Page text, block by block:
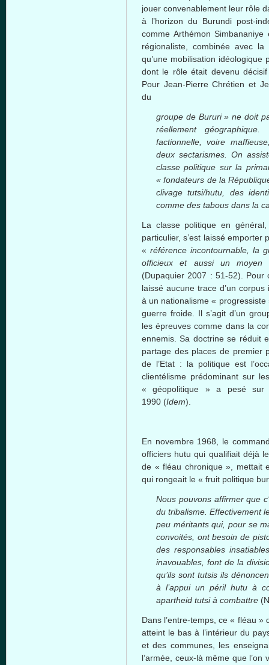
jouer convenablement leur rôle
à l’horizon du Burundi post-
comme Arthémon
régionaliste, combinée avec
qu’une mobilisation idéologique
dont le rôle était devenu
Pour Jean-Pierre Chrétien et
du
groupe de Bururi » ne doit
réellement
factionnelle, voire
deux sectarismes. On
classe politique sur la
« fondateurs de la
clivage tutsi/hutu, des
comme des tabous dans la
La classe politique en
particulier, s’est laissé
« référence incontournable, la
officieux et aussi un moyen
(Dupaquier 2007 : 51-52). Pour
laissé aucune trace d’un
à un nationalisme «
guerre froide. Il s’agit d’un
les épreuves comme dans la
ennemis. Sa doctrine se réduit
partage des places de premier
de l’Etat : la politique est
clientélisme prédominant sur
« géopolitique » a pesé sur
1990 (Idem).
En novembre 1968, le
officiers hutu qui qualifiait déjà
de « fléau chronique », mettait
qui rongeait le « fruit politique
Nous pouvons affirmer que
du tribalisme. Effectivement
peu méritants qui, pour se
convoités, ont besoin de
des responsables
inavouables, font de la
qu’ils sont tutsis ils
à l’appui un péril hutu à
apartheid tutsi à combattre
Dans l’entre-temps, ce « fléau »
atteint le bas à l’intérieur du
et des communes, les
l’armée, ceux-là même que